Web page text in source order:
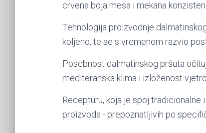
crvena boja mesa i mekana
Tehnologija proizvodnje
koljeno, te se s vremenom razvio
Posebnost dalmatinskog pršuta
mediteranska klima i izloženost
Recepturu, koja je spoj
proizvoda - prepoznatljivih po